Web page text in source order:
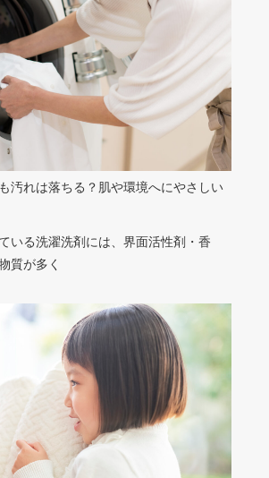
汚れは落ちる？肌や環境へにやさしい
いる洗濯洗剤には、界面活性剤・香
質が多く